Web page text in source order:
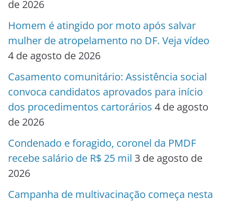
de 2026
Homem é atingido por moto após salvar
mulher de atropelamento no DF. Veja vídeo
4 de agosto de 2026
Casamento comunitário: Assistência social
convoca candidatos aprovados para início
dos procedimentos cartorários 4 de agosto
de 2026
Condenado e foragido, coronel da PMDF
recebe salário de R$ 25 mil 3 de agosto de
2026
Campanha de multivacinação começa nesta